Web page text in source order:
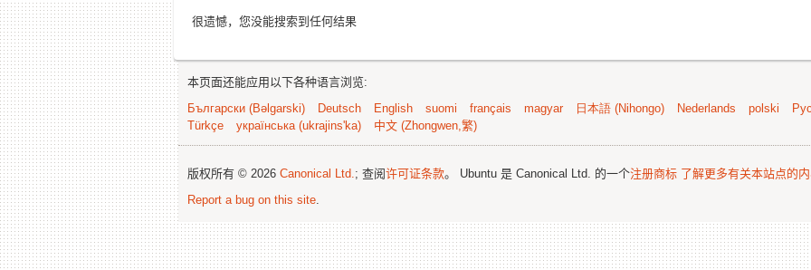
很遗憾，您没能搜索到任何结果
本页面还能应用以下各种语言浏览:
Български (Bəlgarski)
Deutsch English suomi français magyar 日本語 (Nihongo) Nederlands polski
Türkçe
українська (ukrajins'ka) 中文 (Zhongwen,繁)
版权所有 © 2026 Canonical Ltd.; 查阅许可证条款。 Ubuntu 是 Canonical Ltd. 的一个注册商标 了解更多有关本站点的
Report a bug on this site.